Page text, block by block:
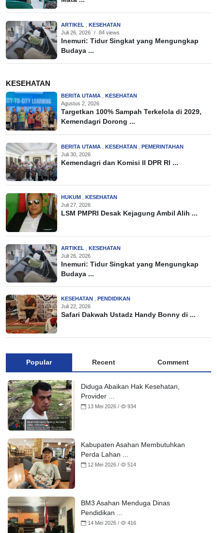
ARTIKEL
KESEHATAN
Juli 26, 2026 / 84 views
Inemuri: Tidur Singkat yang Mengungkap
Budaya ...
KESEHATAN
BERITA UTAMA
KESEHATAN
Agustus 2, 2026
Targetkan 100% Sampah Terkelola di 2029,
Kemendagri Dorong ...
BERITA UTAMA KESEHATAN
PEMERINTAHAN
Juli 30, 2026
Kemendagri dan Komisi II DPR RI ...
HUKUM
KESEHATAN
Juli 27, 2026
LSM PMPRI Desak Kejagung Ambil Alih ...
ARTIKEL
KESEHATAN
Juli 26, 2026
Inemuri: Tidur Singkat yang Mengungkap
Budaya ...
KESEHATAN
PENDIDIKAN
Juli 22, 2026
Safari Dakwah Ustadz Handy Bonny di ...
Popular Recent Comment
Diduga Abaikan Hak Kesehatan,
Provider ...
13 Mei 2026 / 934
Kabupaten Asahan Membutuhkan
Perda Lahan ...
12 Mei 2026 / 514
BM3 Asahan Menduga Dinas
Pendidikan ...
14 Mei 2026 / 416